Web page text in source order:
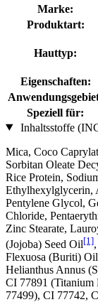
Marke:
Produktart:
Hauttyp:
Eigenschaften:
Speziell für:
Inhaltsstoffe
Mica, Coco
Sorbitan Oleate
Rice Protein,
Ethylhexylglycerin,
Pentylene Glycol,
Chloride,
Zinc Stearate,
(Jojoba) Seed Oil[1]
Flexuosa (Buriti)
Helianthus Annus
CI 77891
77499), CI 77742,